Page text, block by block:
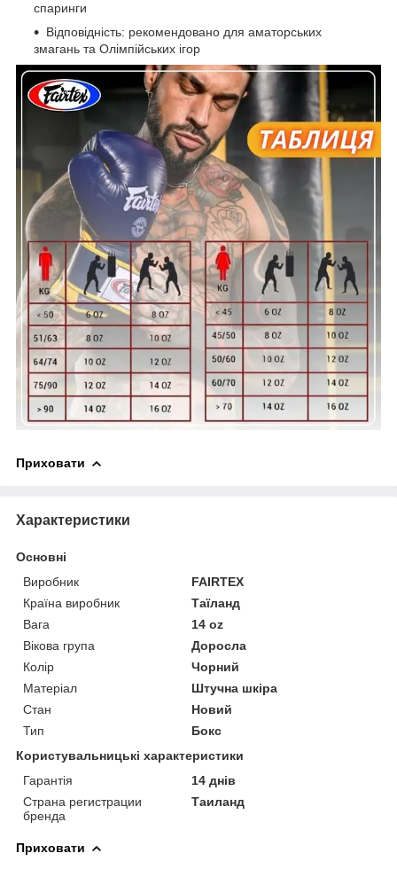
спаринги
Відповідність: рекомендовано для аматорських
змагань та Олімпійських ігор
Приховати
Характеристики
Основні
Виробник
FAIRTEX
Країна виробник
Таїланд
Вага
14 oz
Вікова група
Доросла
Колір
Чорний
Матеріал
Штучна шкіра
Стан
Новий
Тип
Бокс
Користувальницькі характеристики
Гарантія
14 днів
Страна регистрации
бренда
Таиланд
Приховати